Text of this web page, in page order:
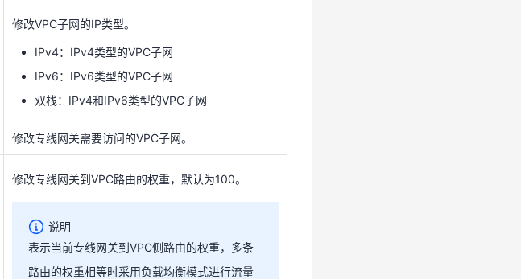
修改专线网关需要访问的VPC子网。
说明
路由的权重相等时采用负载均衡模式进行流量
先级越高。
修改VPC子网的IP类型。
IPv4：IPv4类型的VPC子网
IPv6：IPv6类型的VPC子网
双栈：IPv4和IPv6类型的VPC子网
修改专线网关需要访问的VPC子网。
修改专线网关到VPC路由的权重，默认为100。
说明
表示当前专线网关到VPC侧路由的权重，多条
路由的权重相等时采用负载均衡模式进行流量